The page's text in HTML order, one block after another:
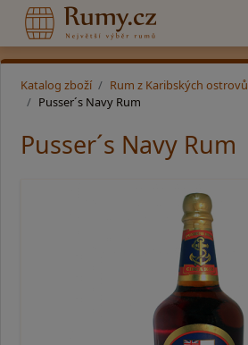
Katalog zboží Rum z Karibských ostrovů
Pusser´s Navy Rum
Pusser´s Navy Rum